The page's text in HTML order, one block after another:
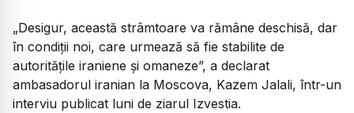
„Desigur, această strâmtoare va rămâne deschisă, dar
în condiții noi, care urmează să fie stabilite de
autoritățile iraniene și omaneze”, a declarat
ambasadorul iranian la Moscova, Kazem Jalali, într-un
interviu publicat luni de ziarul Izvestia.